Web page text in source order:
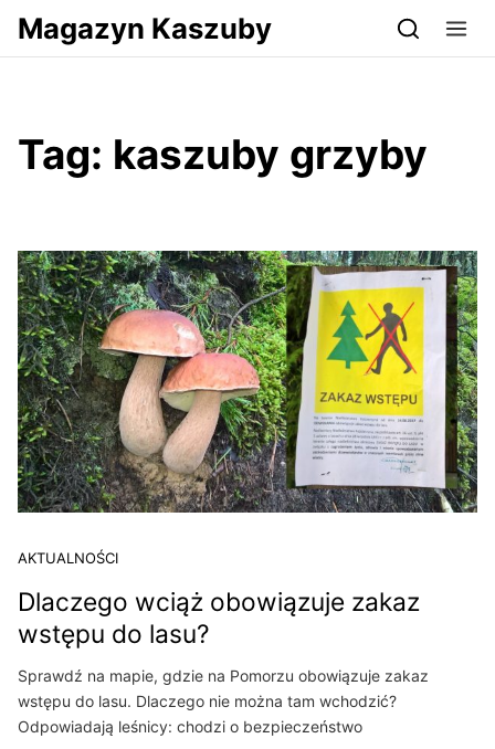
Przejdź do serwisu magazynkaszuby.pl
Magazyn Kaszuby
Tag: kaszuby grzyby
AKTUALNOŚCI
Dlaczego wciąż obowiązuje zakaz
wstępu do lasu?
Sprawdź na mapie, gdzie na Pomorzu obowiązuje zakaz
wstępu do lasu. Dlaczego nie można tam wchodzić?
Odpowiadają leśnicy: chodzi o bezpieczeństwo